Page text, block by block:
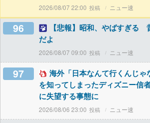
2026/08/07 22:00 ニュー速
96
【悲報】昭和、やばすぎる
だよ
2026/08/07 09:00 ニュー速
97
海外「日本なんて行くんじ
を知ってしまったディズニー信
に失望する事態に
2026/08/06 23:00 ニュー速